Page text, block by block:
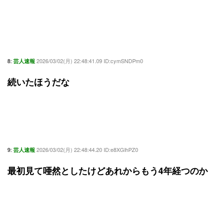
8: 芸人速報 2026/03/02(月) 22:48:41.09 ID:cymSNDPm0
続いたほうだな
9: 芸人速報 2026/03/02(月) 22:48:44.20 ID:e8XGlhPZ0
最初見て唖然としたけどあれからもう4年経つのか